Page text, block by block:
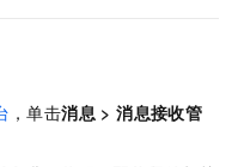
，单击消息 >消息接收管